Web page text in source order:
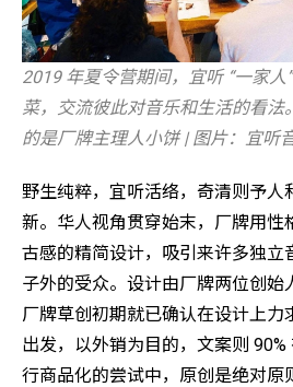
2019 年夏令营期间，宜听 “一家人
菜，交流彼此对音乐和生活的看法
的是厂牌主理人小饼 | 图片：宜听
野生纯粹，宜听活络，奇清则予人
新。华人视角贯穿始末，厂牌用性
古感的精简设计，吸引来许多独立
子外的受众。设计由厂牌两位创始
厂牌草创初期就已确认在设计上力
出发，以外销为目的，文案则
行商品化的尝试中，原创是绝对原